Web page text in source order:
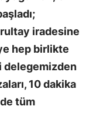
iradesine
hep birlikte
delegemizden
10 dakika
tüm